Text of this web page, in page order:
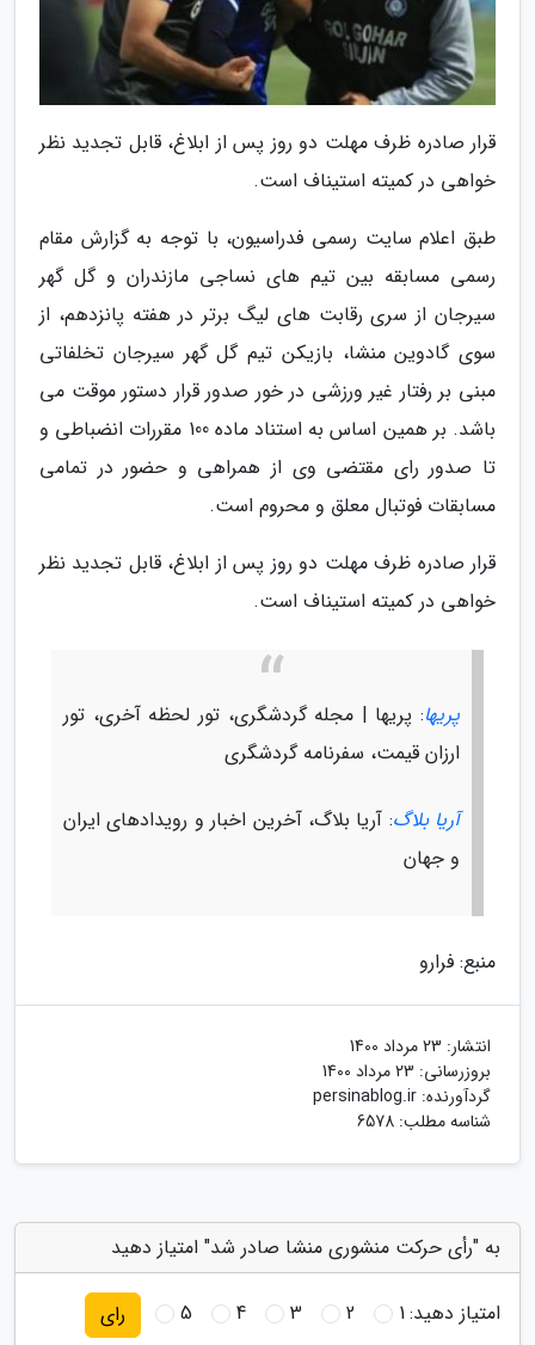
قرار صادره ظرف مهلت دو روز پس از ابلاغ، قابل تجدید نظر
خواهی در کمیته استیناف است.
طبق اعلام سایت رسمی فدراسیون، با توجه به گزارش مقام
رسمی مسابقه بین تیم های نساجی مازندران و گل گهر
سیرجان از سری رقابت های لیگ برتر در هفته پانزدهم، از
سوی گادوین منشا، بازیکن تیم گل گهر سیرجان تخلفاتی
مبنی بر رفتار غیر ورزشی در خور صدور قرار دستور موقت می
باشد. بر همین اساس به استناد ماده 100 مقررات انضباطی و
تا صدور رای مقتضی وی از همراهی و حضور در تمامی
مسابقات فوتبال معلق و محروم است.
قرار صادره ظرف مهلت دو روز پس از ابلاغ، قابل تجدید نظر
خواهی در کمیته استیناف است.
پریها: پریها | مجله گردشگری، تور لحظه آخری، تور
ارزان قیمت، سفرنامه گردشگری
آریا بلاگ: آریا بلاگ، آخرین اخبار و رویدادهای ایران
و جهان
منبع: فرارو
انتشار: 23 مرداد 1400
بروزرسانی: 23 مرداد 1400
گردآورنده: persinablog.ir
شناسه مطلب: 6578
به "رأی حرکت منشوری منشا صادر شد" امتیاز دهید
امتیاز دهید:1
2
3
4
5 رای